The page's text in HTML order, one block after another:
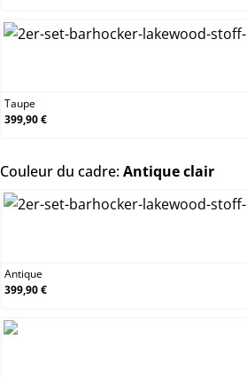
Taupe
399,90 €
Couleur du cadre:Antique clairselect
Antique
399,90 €